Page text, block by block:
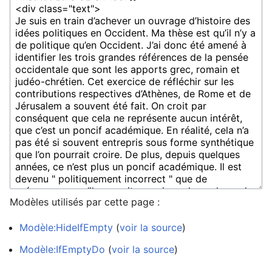
Modèles utilisés par cette page :
Modèle:HideIfEmpty (voir la source)
Modèle:IfEmptyDo (voir la source)